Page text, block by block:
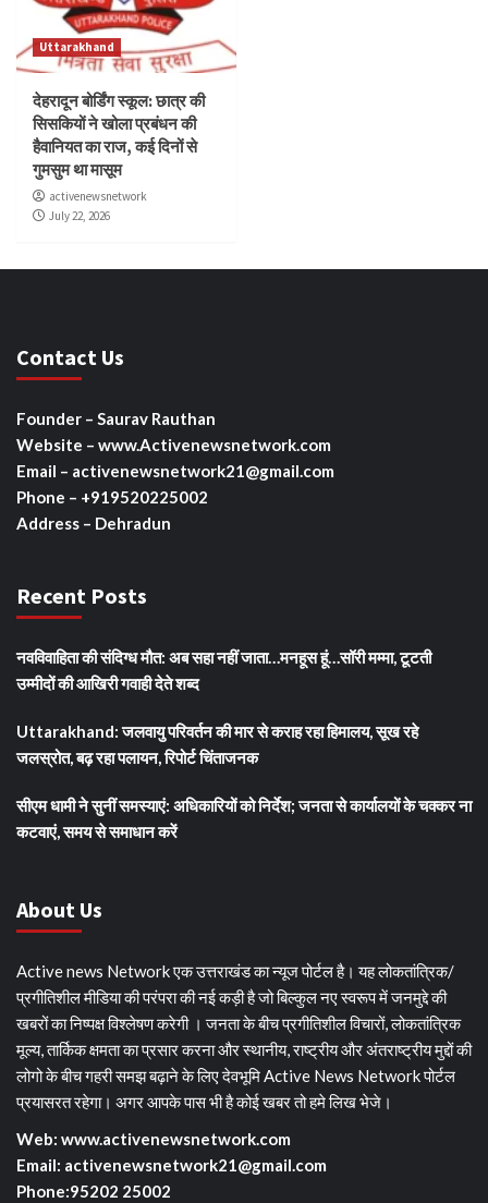
Uttarakhand
देहरादून बोर्डिंग स्कूल: छात्र की
सिसकियों ने खोला प्रबंधन की
हैवानियत का राज, कई दिनों से
गुमसुम था मासूम
activenewsnetwork
July 22, 2026
Contact Us
Founder – Saurav Rauthan
Website – www.Activenewsnetwork.com
Email – activenewsnetwork21@gmail.com
Phone – +919520225002
Address – Dehradun
Recent Posts
नवविवाहिता की संदिग्ध मौत: अब सहा नहीं जाता…मनहूस हूं…सॉरी मम्मा, टूटती
उम्मीदों की आखिरी गवाही देते शब्द
Uttarakhand: जलवायु परिवर्तन की मार से कराह रहा हिमालय, सूख रहे
जलस्रोत, बढ़ रहा पलायन, रिपोर्ट चिंताजनक
सीएम धामी ने सुनीं समस्याएं: अधिकारियों को निर्देश; जनता से कार्यालयों के चक्कर ना
कटवाएं, समय से समाधान करें
About Us
Active news Network एक उत्तराखंड का न्यूज पोर्टल है। यह लोकतांत्रिक/
प्रगीतिशील मीडिया की परंपरा की नई कड़ी है जो बिल्कुल नए स्वरूप में जनमुद्दे की
खबरों का निष्पक्ष विश्लेषण करेगी । जनता के बीच प्रगीतिशील विचारों, लोकतांत्रिक
मूल्य, तार्किक क्षमता का प्रसार करना और स्थानीय, राष्ट्रीय और अंतराष्ट्रीय मुद्दों की
लोगो के बीच गहरी समझ बढ़ाने के लिए देवभूमि Active News Network पोर्टल
प्रयासरत रहेगा। अगर आपके पास भी है कोई खबर तो हमे लिख भेजे।
Web: www.activenewsnetwork.com
Email: activenewsnetwork21@gmail.com
Phone:95202 25002